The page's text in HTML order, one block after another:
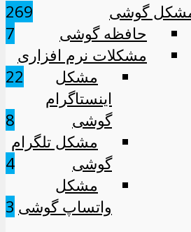
گوشی
269
حافظه گوشی
7
مشکلات نرم افزاری
22
مشکل
اینستاگرام
گوشی
8
مشکل تلگرام
گوشی
4
مشکل
واتساپ گوشی 3